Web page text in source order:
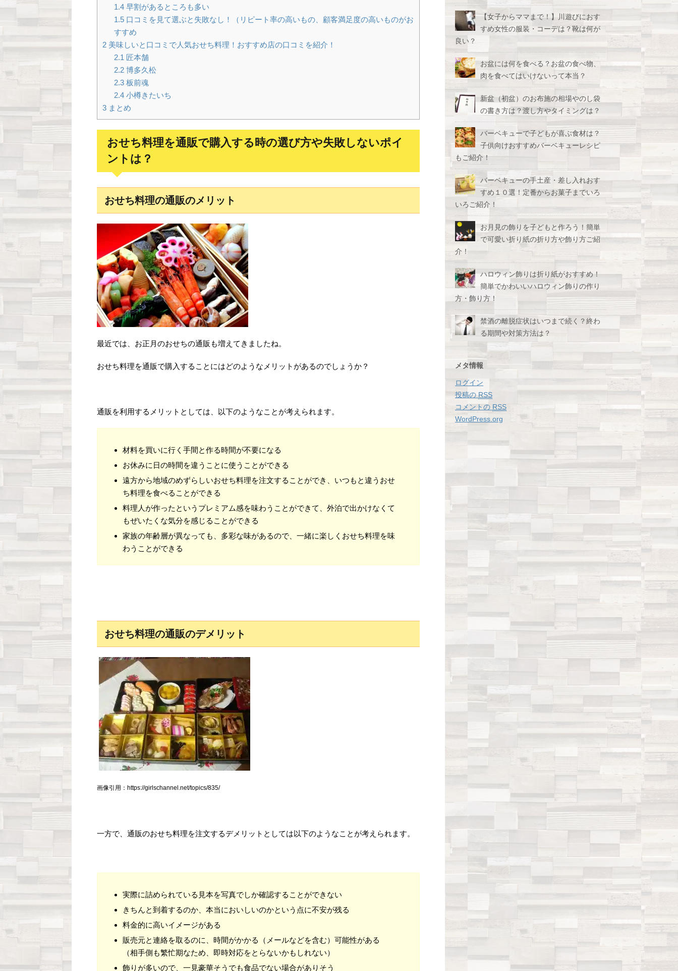
1.4早割があるところも多い
1.5口コミを見て選ぶと失敗なし！（リピート率の高いもの、顧客満足度の高いものがお
すすめ
2 美味しいと口コミで人気おせち料理！おすすめ店の口コミを紹介！
2.1 匠本舗
2.2博多久松
2.3板前魂
2.4小樽きたいち
3 まとめ
おせち料理を通販で購入する時の選び方や失敗しないポイ
ントは？
おせち料理の通販のメリット
最近では、お正月のおせちの通販も増えてきましたね。
おせち料理を通販で購入することにはどのようなメリットがあるのでしょうか？
通販を利用するメリットとしては、以下のようなことが考えられます。
材料を買いに行く手間と作る時間が不要になる
お休みに日の時間を違うことに使うことができる
遠方から地域のめずらしいおせち料理を注文することができ、いつもと違うおせ
ち料理を食べることができる
料理人が作ったというプレミアム感を味わうことができて、外泊で出かけなくて
もぜいたくな気分を感じることができる
家族の年齢層が異なっても、多彩な味があるので、一緒に楽しくおせち料理を味
わうことができる
おせち料理の通販のデメリット
画像引用：https://girlschannel.net/topics/835/
一方で、通販のおせち料理を注文するデメリットとしては以下のようなことが考えられます。
実際に詰められている見本を写真でしか確認することができない
きちんと到着するのか、本当においしいのかという点に不安が残る
料金的に高いイメージがある
販売元と連絡を取るのに、時間がかかる（メールなどを含む）可能性がある
（相手側も繁忙期なため、即時対応をとらないかもしれない）
飾りが多いので、一見豪華そうでも食品でない場合がありそう
【女子からママまで！】川遊びにおす
すめ女性の服装・コーデは？靴は何が
良い？
お盆には何を食べる？お盆の食べ物、
肉を食べてはいけないって本当？
新盆（初盆）のお布施の相場やのし袋
の書き方は？渡し方やタイミングは？
バーベキューで子どもが喜ぶ食材は？
子供向けおすすめバーベキューレシピ
もご紹介！
バーベキューの手土産・差し入れおす
すめ１０選！定番からお菓子までいろ
いろご紹介！
お月見の飾りを子どもと作ろう！簡単
で可愛い折り紙の折り方や飾り方ご紹
介！
ハロウィン飾りは折り紙がおすすめ！
簡単でかわいいハロウィン飾りの作り
方・飾り方！
禁酒の離脱症状はいつまで続く？終わ
る期間や対策方法は？
メタ情報
ログイン
投稿のRSS
コメントの RSS
WordPress.org